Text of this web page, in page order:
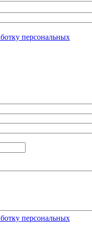
персональных
персональных